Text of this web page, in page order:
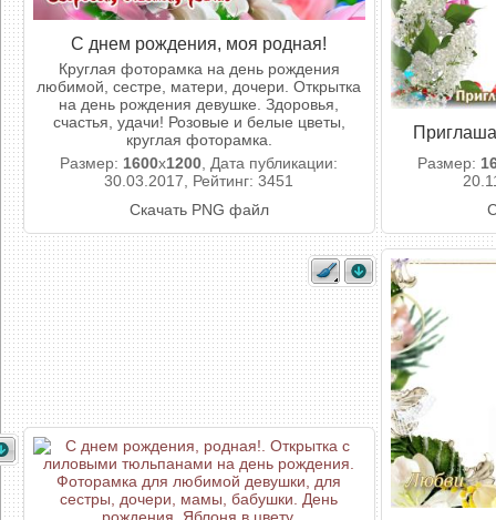
С днем рождения, моя родная!
Круглая фоторамка на день рождения
любимой, сестре, матери, дочери. Открытка
на день рождения девушке. Здоровья,
счастья, удачи! Розовые и белые цветы,
круглая фоторамка.
Размер: 1600x1200 , Дата публикации:
30.03.2017, Рейтинг: 3451
Скачать PNG файл
Размер: